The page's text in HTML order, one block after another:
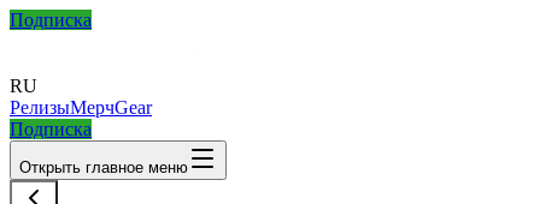
Подписка
RU
РелизыМерчGear
Подписка
Открыть главное меню